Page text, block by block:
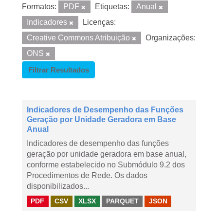
Formatos: PDF Etiquetas:
Anual
Indicadores
Licenças:
Creative Commons Atribuição
Organizações:
ONS
Filtrar Resultados
Indicadores de Desempenho das Funções
Geração por Unidade Geradora em Base
Anual
Indicadores de desempenho das funções
geração por unidade geradora em base anual,
conforme estabelecido no Submódulo 9.2 dos
Procedimentos de Rede. Os dados
disponibilizados...
PDF CSV XLSX PARQUET JSON